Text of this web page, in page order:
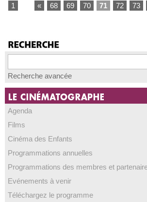
1 « 68 69 70 71 72 73
Recherche avancée
Agenda
Films
Cinéma des Enfants
Programmations annuelles
Programmations des membres et
Evénements à venir
Téléchargez le programme